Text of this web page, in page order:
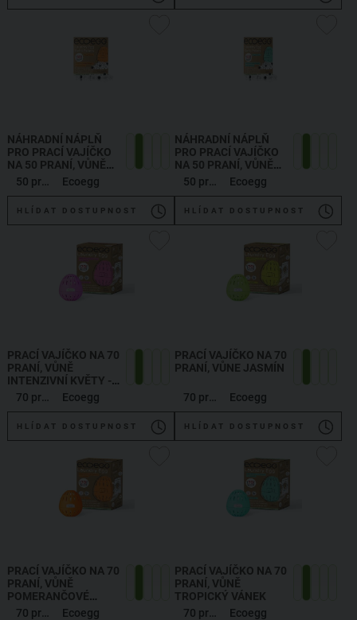
NÁHRADNÍ NÁPLŇ
PRO PRACÍ VAJÍČKO
NA 50 PRANÍ, VŮNĚ
POMERANČOVÉ
KVĚTY
Ecoegg
HLÍDAT DOSTUPNOST
NÁHRADNÍ NÁPLŇ
PRO PRACÍ VAJÍČKO
NA 50 PRANÍ, VŮNĚ
TROPICKÝ VÁNEK
Ecoegg
HLÍDAT DOSTUPNOST
PRACÍ VAJÍČKO NA 70
PRANÍ, VŮNĚ
INTENZIVNÍ KVĚTY -
BRITISH BLOSSOM
Ecoegg
HLÍDAT DOSTUPNOST
PRACÍ VAJÍČKO NA 70
PRANÍ, VŮNE JASMÍN
Ecoegg
HLÍDAT DOSTUPNOST
PRACÍ VAJÍČKO NA 70
PRANÍ, VŮNĚ
POMERANČOVÉ
KVĚTY
Ecoegg
PRACÍ VAJÍČKO NA 70
PRANÍ, VŮNĚ
TROPICKÝ VÁNEK
Ecoegg